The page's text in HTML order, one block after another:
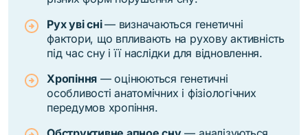
Рух уві сні— визначаються генетичні
фактори, що впливають на рухову активність
під час сну і її наслідки для відновлення.
Хропіння — оцінюються генетичні
особливості анатомічних і фізіологічних
передумов хропіння.